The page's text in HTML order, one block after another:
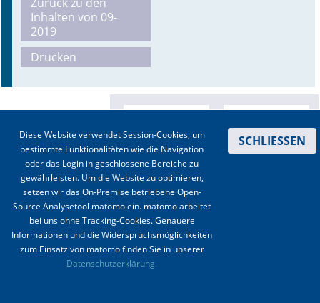
Online First
A&I English
Bestell-Service
Stellenmarkt
Kongresskalender
Inhalten von 09-
2019
Drucken
Impressum Datenschutz
Diese Website verwendet Session-Cookies, um
bestimmte Funktionalitäten wie die Navigation
oder das Login in geschlossene Bereiche zu
gewährleisten. Um die Website zu optimieren,
setzen wir das On-Premise betriebene Open-
Source Analysetool matomo ein. matomo arbeitet
bei uns ohne Tracking-Cookies. Genauere
Informationen und die Widerspruchsmöglichkeiten
zum Einsatz von matomo finden Sie in unserer
Datenschutzerklärung.
SCHLIESSEN